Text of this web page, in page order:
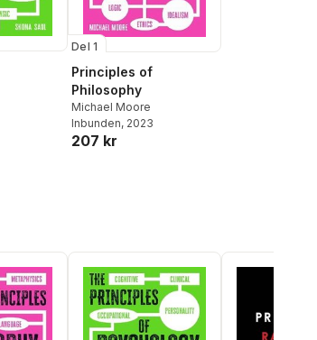
Del 1
Principles of
Philosophy
Michael Moore
Inbunden, 2023
207 kr